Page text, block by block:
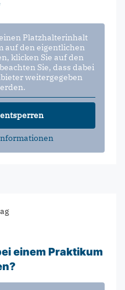
Platzhalterinhalt
auf den eigentlichen
klicken Sie auf den
Sie, dass dabei
weitergegeben
einem Praktikum